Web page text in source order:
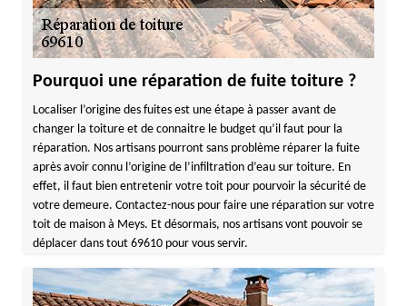
Pourquoi une réparation de fuite toiture ?
Localiser l’origine des fuites est une étape à passer avant de
changer la toiture et de connaitre le budget qu’il faut pour la
réparation. Nos artisans pourront sans problème réparer la fuite
après avoir connu l’origine de l’infiltration d’eau sur toiture. En
effet, il faut bien entretenir votre toit pour pourvoir la sécurité de
votre demeure. Contactez-nous pour faire une réparation sur votre
toit de maison à Meys. Et désormais, nos artisans vont pouvoir se
déplacer dans tout 69610 pour vous servir.